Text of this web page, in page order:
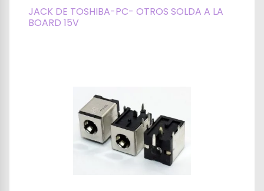
JACK DE TOSHIBA-PC- OTROS SOLDA A LA
BOARD 15V